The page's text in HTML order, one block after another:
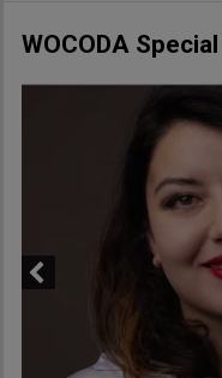
WOCODA